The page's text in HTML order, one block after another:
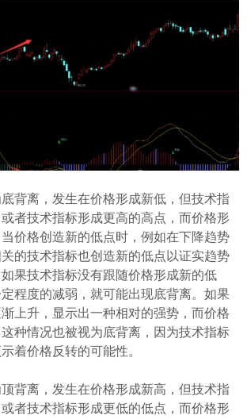
背离，发生在价格形成新低，但技术指
者技术指标形成更高的高点，而价格形
价格创造新的低点时，例如在下降趋势
的技术指标也创造新的低点以证实趋势
果技术指标没有跟随价格形成新的低
程度的减弱，就可能出现底背离。如果
上升，显示出一种相对的强势，而价格
种情况也被视为底背离，因为技术指标
着价格反转的可能性。
背离，发生在价格形成新高，但技术指
者技术指标形成更低的低点，而价格形